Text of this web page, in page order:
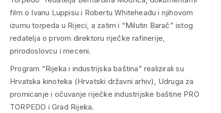
film o Ivanu Luppisu i Robertu Whiteheadu i njihovom
izumu torpeda u Rijeci, a zatim i “Milutin Barač” istog
redatelja o prvom direktoru riječke rafinerije,
prirodoslovcu i meceni.
Program “Rijeka i industrijska baština” realizirali su
Hrvatska kinoteka (Hrvatski državni arhiv), Udruga za
promicanje i očuvanje riječke industrijske baštine PRO
TORPEDO i Grad Rijeka.